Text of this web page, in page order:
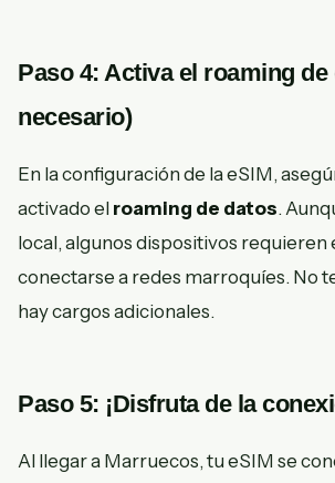
Paso 4: Activa el roaming de
necesario)
En la configuración de la eSIM,
activado el roaming de datos.
local, algunos dispositivos requieren
conectarse a redes marroquíes. No
hay cargos adicionales.
Paso 5: ¡Disfruta de la
Al llegar a Marruecos, tu eSIM se